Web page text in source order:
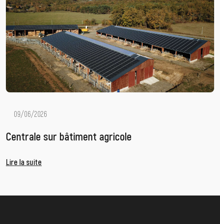
09/06/2026
Centrale sur bâtiment agricole
Lire la suite